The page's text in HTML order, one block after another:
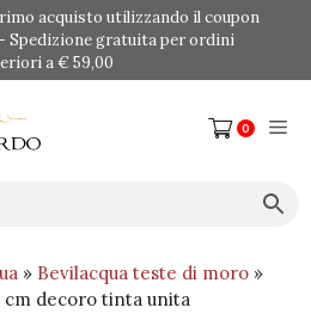
acquisto utilizzando il coupon
Spedizione gratuita per ordini
a € 59,00
0
» Bevilacqua teste di moro »
cm decoro tinta unita